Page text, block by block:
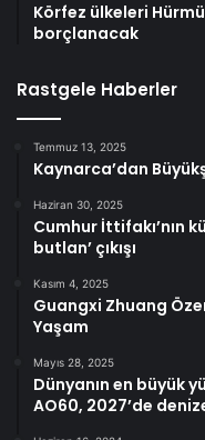
Körfez ülkeleri
borçlanacak
Rastgele Haberler
Temmuz 13, 2025
Kaynarca’dan
Haziran 30, 2025
Cumhur İttifakı’nın
butlan’ çıkışı
Kasım 4, 2025
Guangxi Zhuang
Yaşam
Mayıs 28, 2025
Dünyanın en büyük
AO60, 2027’de